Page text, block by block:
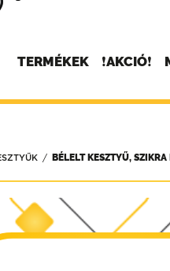
TERMÉKEK ❗AKCIÓ❗
BÉLELT KESZTYŰ,